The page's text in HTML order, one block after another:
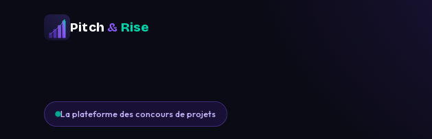
Pitch & Rise
La plateforme des concours de projets